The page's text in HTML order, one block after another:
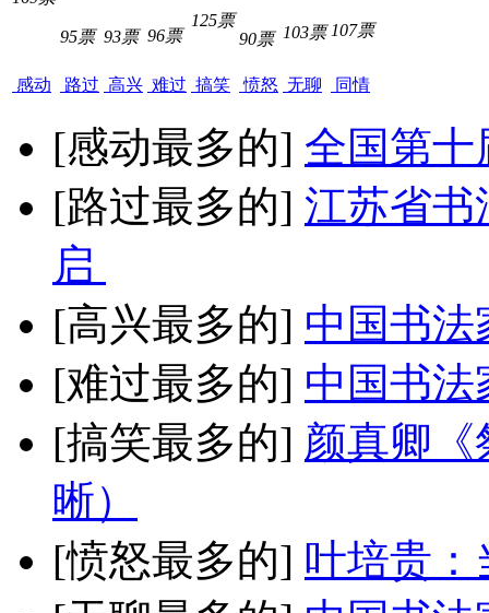
感动
95票
路过
93票
高兴
96票
难过
125票
搞笑
90票
愤怒
103票
无聊
107票
同情
[感动最多的] 全国第十
[路过最多的] 江苏省书
启
[高兴最多的] 中国书法
[难过最多的] 中国书法
[搞笑最多的] 颜真卿《
晰）
[愤怒最多的] 叶培贵：